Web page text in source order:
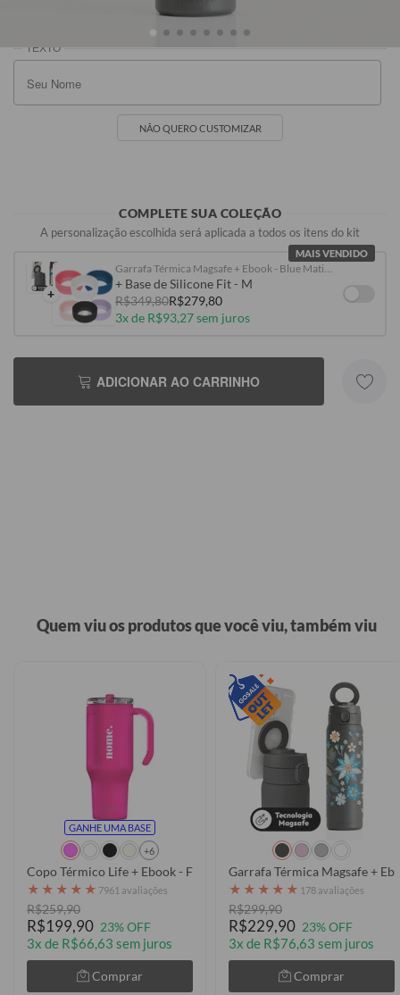
NÃO QUERO CUSTOMIZAR
COMPLETE SUA COLEÇÃO
A personalização escolhida será aplicada a todos os itens do kit
MAIS VENDIDO
+
+ Base de Silicone Fit - M
R$349,80R$279,80
3x de R$93,27 sem juros
ADICIONAR AO CARRINHO
Quem viu os produtos que você viu, também viu
GANHE UMA BASE
+6
Copo Térmico Life + Ebook - Fancy Name
★ ★ ★ ★ ★ 7961 avaliações
R$259,90
R$199,90 23% OFF
3x de R$66,63 sem juros
Comprar
★ ★ ★ ★ ★ 178 avaliações
R$299,90
R$229,90 23% OFF
3x de R$76,63 sem juros
Comprar